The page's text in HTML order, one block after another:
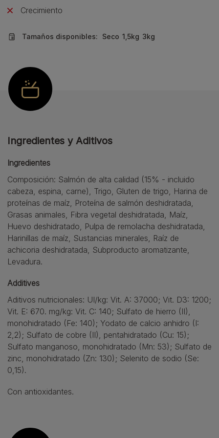
Crecimiento
Tamaños disponibles: Seco 1,5kg 3kg
Ingredientes y Aditivos
Ingredientes
Composición: Salmón de alta calidad (15% - incluido
cabeza, espina, carne), Trigo, Gluten de trigo, Harina de
proteínas de maíz, Proteína de salmón deshidratada,
Grasas animales, Fibra vegetal deshidratada, Maíz,
Huevo deshidratado, Pulpa de remolacha deshidratada,
Harinillas de maíz, Sustancias minerales, Raíz de
achicoria deshidratada, Subproducto aromatizante,
Levadura.
Additives
Aditivos nutricionales: UI/kg: Vit. A: 37000; Vit. D3: 1200;
Vit. E: 670. mg/kg: Vit. C: 140; Sulfato de hierro (II),
monohidratado (Fe: 140); Yodato de calcio anhidro (I:
2,2); Sulfato de cobre (II), pentahidratado (Cu: 15);
Sulfato manganoso, monohidratado (Mn: 53); Sulfato de
zinc, monohidratado (Zn: 130); Selenito de sodio (Se:
0,15).
Con antioxidantes.